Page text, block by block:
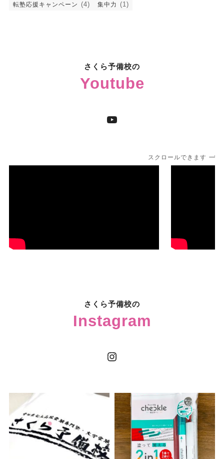
転塾応援キャンペーン (4) 集中力 (1)
さくら予備校の
Youtube
YouTube
スクロールできます
さくら予備校の
Instagram
Instagram